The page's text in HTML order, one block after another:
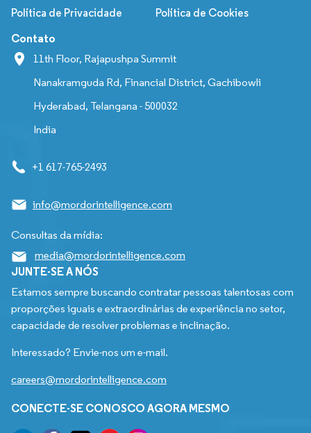
Política de Privacidade Política de Cookies
Contato
11th Floor, Rajapushpa Summit
Nanakramguda Rd, Financial District, Gachibowli
Hyderabad, Telangana - 500032
India
+1 617-765-2493
info@mordorintelligence.com
Consultas da mídia:
media@mordorintelligence.com
JUNTE-SE A NÓS
Estamos sempre buscando contratar pessoas talentosas com
proporções iguais e extraordinárias de experiência no setor,
capacidade de resolver problemas e inclinação.
Interessado? Envie-nos um e-mail.
careers@mordorintelligence.com
CONECTE-SE CONOSCO AGORA MESMO